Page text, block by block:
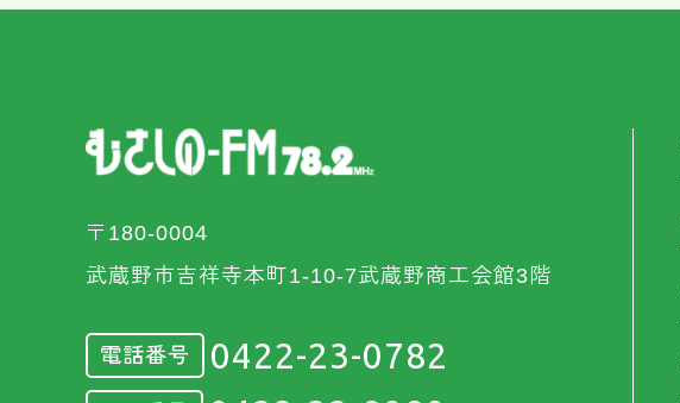
〒180-0004
武蔵野市吉祥寺本町1-10-7武蔵野商工会館3階
電話番号 0422-23-0782